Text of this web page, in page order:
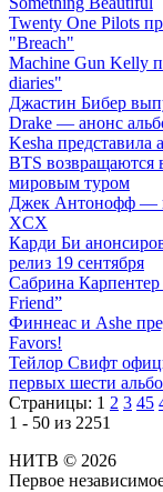
Twenty One Pilots
"Breach"
Machine Gun Kelly
diaries"
Джастин Бибер
Drake — анонс
Kesha представила
BTS возвращаются
мировым туром
Джек Антонофф —
XCX
Карди Би
релиз 19 сентября
Сабрина Карпентер
Friend”
Финнеас и Ashe
Favors!
Тейлор Свифт
первых шести
Страницы: 1 2 3 45
1 - 50 из 2251
НИТВ © 2026
Первое